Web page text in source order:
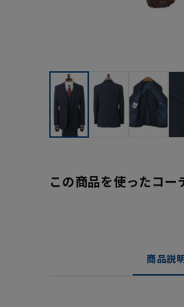
この商品を使ったコー
商品説